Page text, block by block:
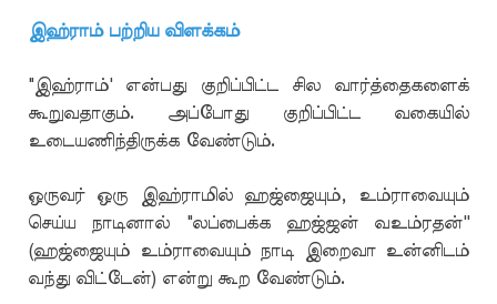
இஹ்ராம் பற்றிய விளக்கம்
"இஹ்ராம்' என்பது குறிப்பிட்ட சில வார்த்தைகளைக்
கூறுவதாகும். அப்போது குறிப்பிட்ட வகையில்
உடையணிந்திருக்க வேண்டும்.
ஒருவர் ஒரு இஹ்ராமில் ஹஜ்ஜையும், உம்ராவையும்
செய்ய நாடினால் "லப்பைக்க ஹஜ்ஜன் வஉம்ரதன்''
(ஹஜ்ஜையும் உம்ராவையும் நாடி இறைவா உன்னிடம்
வந்து விட்டேன்) என்று கூற வேண்டும்.